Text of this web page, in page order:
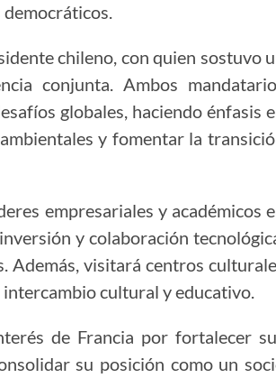
chileno, con quien sostuvo
conjunta. Ambos
globales, haciendo énfasis
y fomentar la
empresariales y académicos
y colaboración
Además, visitará centros
cultural y educativo.
de Francia por fortalecer
su posición como un